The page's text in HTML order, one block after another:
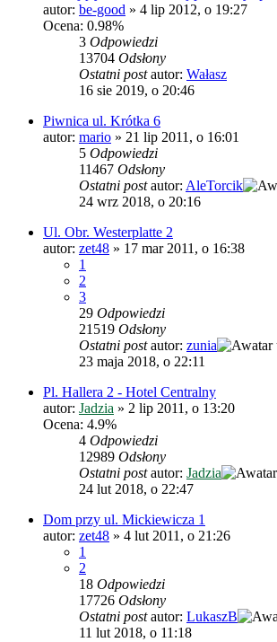
autor: be-good » 4 lip 2012, o 19:27
Ocena: 0.98%
3 Odpowiedzi
13704 Odsłony
Ostatni postautor: Wałasz
16 sie 2019, o 20:46
Piwnica ul. Krótka 6
autor: mario » 21 lip 2011, o 16:01
5 Odpowiedzi
11467 Odsłony
Ostatni postautor: AleTorcik
24 wrz 2018, o 20:16
Ul. Obr. Westerplatte 2
autor: zet48 » 17 mar 2011, o 16:38
1
2
3
29 Odpowiedzi
21519 Odsłony
Ostatni postautor: zunia
23 maja 2018, o 22:11
Pl. Hallera 2 - Hotel Centralny
autor: Jadzia » 2 lip 2011, o 13:20
Ocena: 4.9%
4 Odpowiedzi
12989 Odsłony
Ostatni postautor: Jadzia
24 lut 2018, o 22:47
Dom przy ul. Mickiewicza 1
autor: zet48 » 4 lut 2011, o 21:26
1
2
18 Odpowiedzi
17726 Odsłony
Ostatni postautor: LukaszB
11 lut 2018, o 11:18